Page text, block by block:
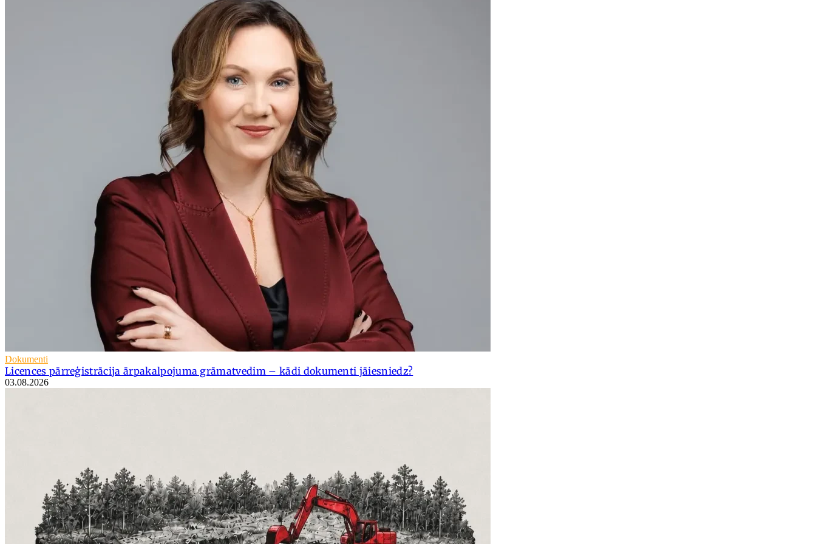
Dokumenti
Licences pārreģistrācija ārpakalpojuma grāmatvedim – kādi dokumenti jāiesniedz?
03.08.2026